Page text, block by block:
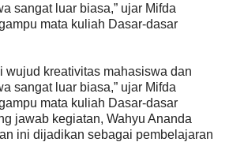
sangat luar biasa,” ujar Mifda
mata kuliah Dasar-dasar
wujud kreativitas mahasiswa dan
sangat luar biasa,” ujar Mifda
mata kuliah Dasar-dasar
jawab kegiatan, Wahyu Ananda
ini dijadikan sebagai pembelajaran